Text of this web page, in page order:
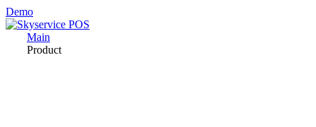
Demo
Main
Product